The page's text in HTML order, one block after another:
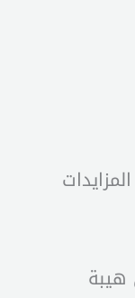
هيبة